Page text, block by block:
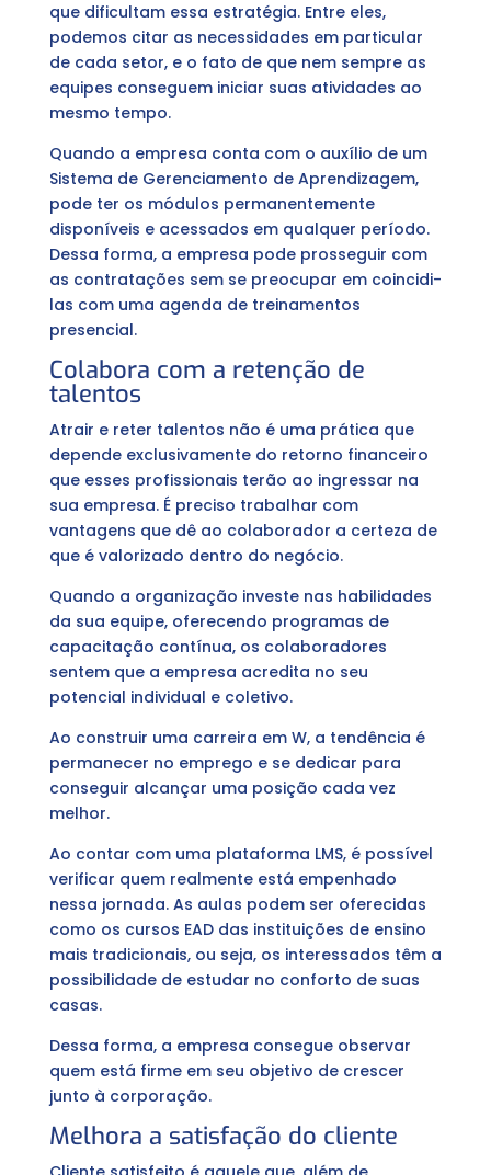
que dificultam essa estratégia. Entre eles,
podemos citar as necessidades em particular
de cada setor, e o fato de que nem sempre as
equipes conseguem iniciar suas atividades ao
mesmo tempo.
Quando a empresa conta com o auxílio de um
Sistema de Gerenciamento de Aprendizagem,
pode ter os módulos permanentemente
disponíveis e acessados em qualquer período.
Dessa forma, a empresa pode prosseguir com
as contratações sem se preocupar em coincidi-
las com uma agenda de treinamentos
presencial.
Colabora com a retenção de
talentos
Atrair e reter talentos não é uma prática que
depende exclusivamente do retorno financeiro
que esses profissionais terão ao ingressar na
sua empresa. É preciso trabalhar com
vantagens que dê ao colaborador a certeza de
que é valorizado dentro do negócio.
Quando a organização investe nas habilidades
da sua equipe, oferecendo programas de
capacitação contínua, os colaboradores
sentem que a empresa acredita no seu
potencial individual e coletivo.
Ao construir uma carreira em W, a tendência é
permanecer no emprego e se dedicar para
conseguir alcançar uma posição cada vez
melhor.
Ao contar com uma plataforma LMS, é possível
verificar quem realmente está empenhado
nessa jornada. As aulas podem ser oferecidas
como os cursos EAD das instituições de ensino
mais tradicionais, ou seja, os interessados têm a
possibilidade de estudar no conforto de suas
casas.
Dessa forma, a empresa consegue observar
quem está firme em seu objetivo de crescer
junto à corporação.
Melhora a satisfação do cliente